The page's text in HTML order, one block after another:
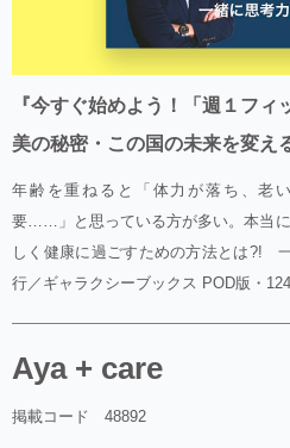
『今すぐ始めよう！「週１フ
美の秘密・この国の未来を変え
年齢を重ねると「体力が落ち、老
要……」と思っている方が多い。本当
しく健康に過ごすための方法とは?!
行／ギャラクシーブックス POD版・
Aya + care
掲載コード 48892